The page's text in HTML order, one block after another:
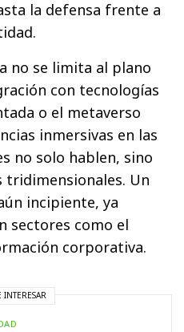
la defensa frente a
no se limita al plano
con tecnologías
o el metaverso
inmersivas en las
no solo hablen, sino
tridimensionales. Un
incipiente, ya
sectores como el
corporativa.
INTERESAR